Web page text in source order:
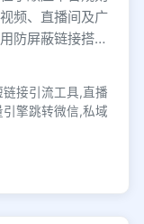
频、直播间及广
防屏蔽链接搭建
接引流工具,直播
擎跳转微信,私域